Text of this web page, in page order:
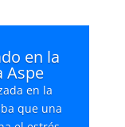
en la
Aspe
en la
que una